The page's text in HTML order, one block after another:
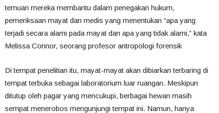
temuan mereka membantu dalam penegakan hukum,
pemeriksaan mayat dan medis yang menentukan “apa yang
terjadi secara alami pada mayat dan apa yang tidak alami,” kata
Melissa Connor, seorang profesor antropologi forensik
Di tempat penelitian itu, mayat-mayat akan dibiarkan terbaring di
tempat terbuka sebagai laboratorium luar ruangan. Meskipun
ditutup oleh pagar yang mencukupi, berbagai hewan masih
sempat menerobos mengunjungi tempat ini. Namun, hanya